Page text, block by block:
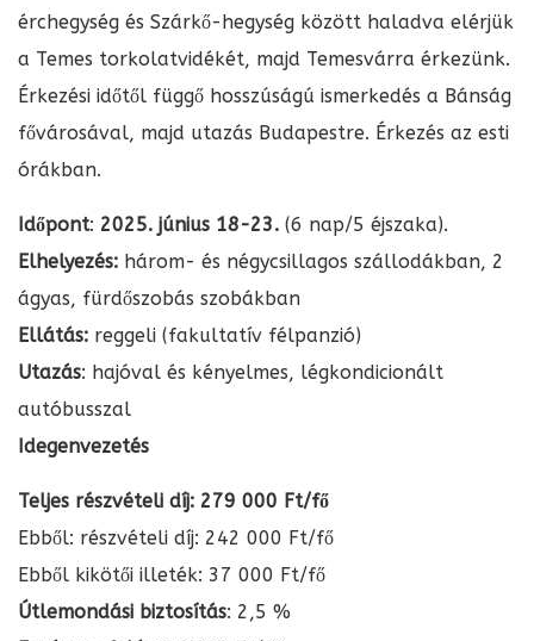
érchegység és Szárkő-hegység között haladva elérjük
a Temes torkolatvidékét, majd Temesvárra érkezünk.
Érkezési időtől függő hosszúságú ismerkedés a Bánság
fővárosával, majd utazás Budapestre. Érkezés az esti
órákban.
Időpont: 2025. június 18-23. (6 nap/5 éjszaka).
Elhelyezés: három- és négycsillagos szállodákban, 2
ágyas, fürdőszobás szobákban
Ellátás: reggeli (fakultatív félpanzió)
Utazás: hajóval és kényelmes, légkondicionált
autóbusszal
Idegenvezetés
Teljes részvételi díj: 279 000 Ft/fő
Ebből: részvételi díj: 242 000 Ft/fő
Ebből kikötői illeték: 37 000 Ft/fő
Útlemondási biztosítás: 2,5 %